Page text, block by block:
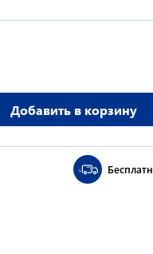
Добавить в корзину